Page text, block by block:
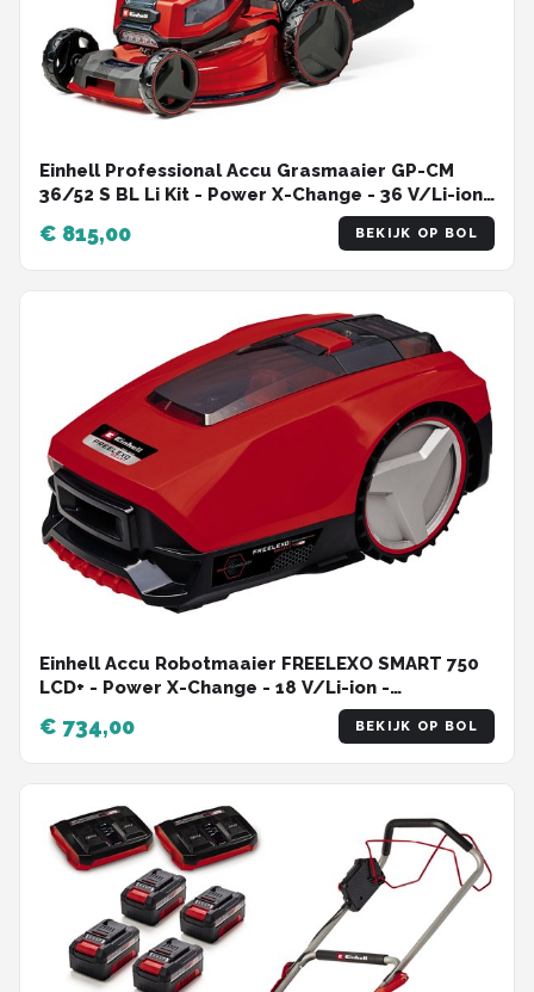
Einhell Professional Accu Grasmaaier GP-CM
36/52 S BL Li Kit - Power X-Change - 36 V/Li-ion
- Maaibreedte: 52 cm - Aanbevolen
gazonoppervlakte: tot 1200 m² - 65 L opvangzak
- Maaihoogte: 25-80 mm - Incl. 4x 5.2 Ah Accu en
2x DUO-lader
€ 815,00 BEKIJK OP BOL
Einhell Accu Robotmaaier FREELEXO SMART 750
LCD+ - Power X-Change - 18 V/Li-ion -
Intelligente koppeling - APP-bediening -
Aanbevolen gazonoppervlakte: tot 750 m² -
Second Area-modus - incl. installatieset
€ 734,00 BEKIJK OP BOL